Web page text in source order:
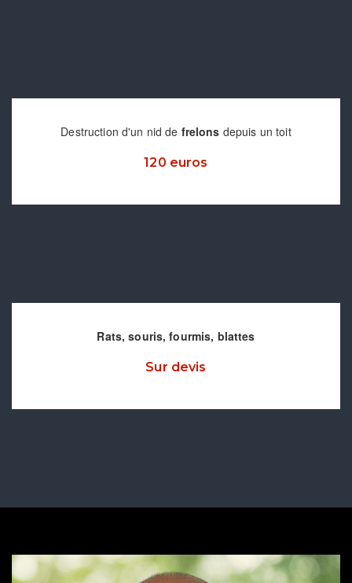
Destruction d'un nid de frelons depuis un toit
120 euros
Rats, souris, fourmis, blattes
Sur devis